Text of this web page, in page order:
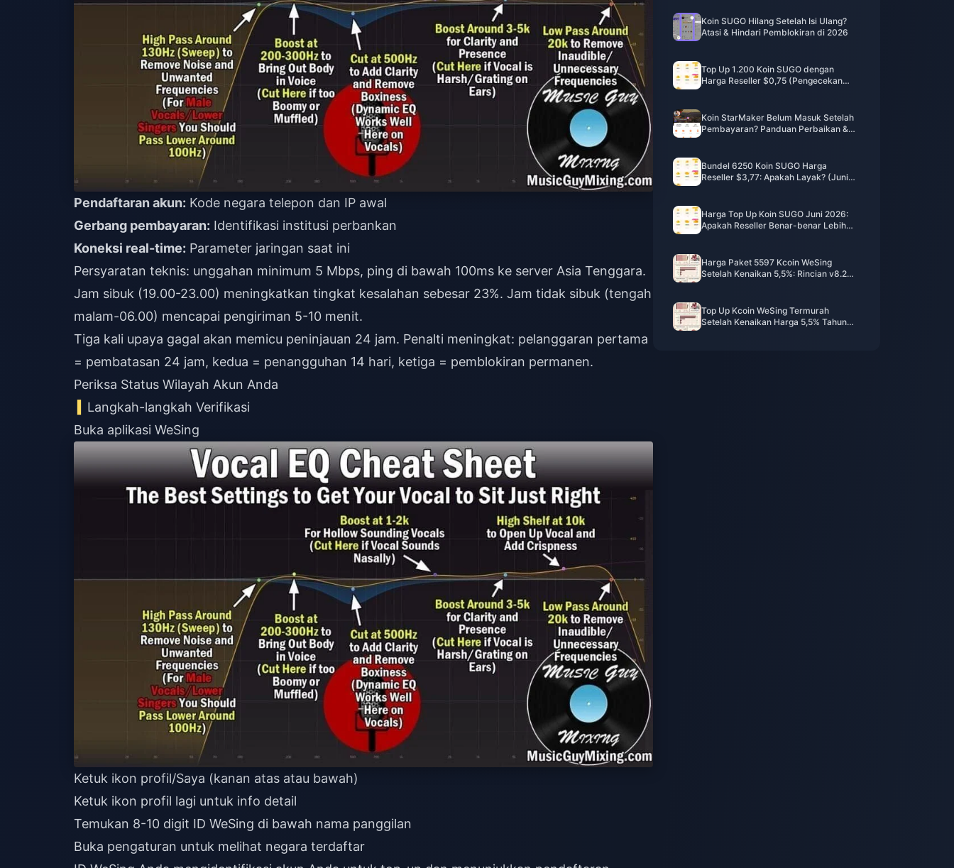
Pendaftaran akun: Kode negara telepon dan IP awal
Gerbang pembayaran: Identifikasi institusi perbankan
Koneksi real-time: Parameter jaringan saat ini
Persyaratan teknis: unggahan minimum 5 Mbps, ping di bawah 100ms ke server Asia Tenggara.
Jam sibuk (19.00-23.00) meningkatkan tingkat kesalahan sebesar 23%. Jam tidak sibuk (tengah
malam-06.00) mencapai pengiriman 5-10 menit.
Tiga kali upaya gagal akan memicu peninjauan 24 jam. Penalti meningkat: pelanggaran pertama
= pembatasan 24 jam, kedua = penangguhan 14 hari, ketiga = pemblokiran permanen.
Periksa Status Wilayah Akun Anda
Langkah-langkah Verifikasi
Buka aplikasi WeSing
Ketuk ikon profil/Saya (kanan atas atau bawah)
Ketuk ikon profil lagi untuk info detail
Temukan 8-10 digit ID WeSing di bawah nama panggilan
Buka pengaturan untuk melihat negara terdaftar
Koin SUGO Hilang Setelah Isi Ulang?
Atasi & Hindari Pemblokiran di 2026
Top Up 1.200 Koin SUGO dengan
Harga Reseller $0,75 (Pengecekan
Koin StarMaker Belum Masuk Setelah
Pembayaran? Panduan Perbaikan &
Bundel 6250 Koin SUGO Harga
Reseller $3,77: Apakah Layak? (Juni
Harga Top Up Koin SUGO Juni 2026:
Apakah Reseller Benar-benar Lebih
Harga Paket 5597 Kcoin WeSing
Setelah Kenaikan 5,5%: Rincian v8.2
Top Up Kcoin WeSing Termurah
Setelah Kenaikan Harga 5,5% Tahun